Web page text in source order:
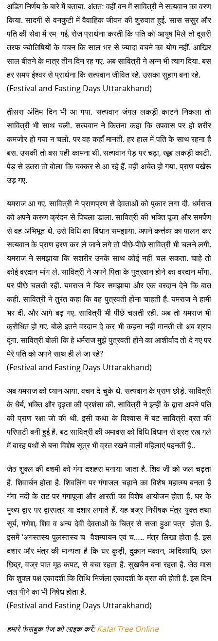
अडिग निर्णय के बारे में बताया. अंततः वहीं वन में सावित्री ने सत्यवान का वरण
किया. सादगी से वनकुटी में वैवाहिक जीवन की शुरुवात हुई. सास ससुर और
पति की सेवा में रम गई. रोज प्रार्थना करती कि पति को आयुष मिले तो दूसरी
तरफ ज्योतिषियों के वचन कि साल भर से ज्यादा बचने का योग नहीं. आखिर
साल बीतने के मात्र तीन दिन रह गए. अब सावित्री ने अन्न भी त्याग दिया. बस
हर समय ईश्वर से प्रार्थना कि सत्यवान जीवित रहे. उसका सुहाग बना रहे.
(Festival and Fasting Days Uttarakhand)
तीसरा अंतिम दिन भी आ गया. सत्यवान जंगल लकड़ी काटने निकला तो
सावित्री भी साथ चली. सत्यवान ने कितना कहा कि उपवास पर हो शरीर
कमजोर हो गया न चलो. पर वह कहाँ मानती. हर हाल में पति के साथ रहना है
बस. उसकी तो बस यही कामना थी. सत्यवान पेड़ पर चढ़ा, खूब लकड़ी काटी.
पेड़ से उतरा तो बोला कि चक्कर से आ रहे हैं. वहीं अचेत हो गया. प्राण पखेरू
उड़ गए.
यमराज आ गए. सावित्री ने प्राणप्रण से देवताओं को पुकार लगा दी. धर्मराज
को अपने करुण क्रंदन से पिघला डाला. सावित्री की भक्ति पूजा और समर्पण
से वह अभिभूत थे. उसे विधि का विधान समझाया. अपने कर्त्तव्य का पालन कर
सत्यवान के प्राण हरण कर ले जाने लगे तो पीछे-पीछे सावित्री भी चलने लगी.
यमराज ने समझाया कि सशरीर उनके साथ कोई नहीं चल सकता. चाहे तो
कोई वरदान मांग ले. सावित्री ने अपने पिता के पुत्रवान होने का वरदान माँगा.
पर पीछे चलती रही. यमराज ने फिर समझाया और एक वरदान देने कि बात
कही. सावित्री ने तुरंत कहा कि वह पुत्रवती होना चाहती है. यमराज ने हामी
भर दी. और आगे बढ़ गए. सावित्री भी पीछे चलती रही. अब तो यमराज भी
क्रोधित हो गए. बोले इतने वरदान दे कर भी कहना नहीं मानती तो अब श्राप
दूंगा. सावित्री बोली कि हे धर्मराज मुझे पुत्रवती होने का आशीर्वाद तो दे गए पर
मेरे पति को अपने साथ ही ले जा रहे?
(Festival and Fasting Days Uttarakhand)
अब यमराज को ध्यान आया. वचन दे चुके थे. सत्यवान के प्राण छोड़े. सावित्री
के धैर्य, भक्ति और दृढ़ता की प्रशंसा की. सावित्री ने इन्हीं के द्वारा अपने पति
की प्राण रक्षा जो की थी. इसी कथा के विश्वास में बट सावित्री व्रत की
परिपाटी बनी हुई है. बट सावित्री की अमावस को विधि विधान से व्रत रख गले
में बारह पथों से बना विशेष सूत्र भी व्रत रखने वाली महिलाएं पहनतीं हैं..
जेठ शुक्ल की दशमी को गंगा दशहरा मनाया जाता है. शिव जी को जल चढ़ता
है. शिवार्चन होता है. शिवलिंग पर गंगाजल चढ़ाने का विशेष महात्म्य बनता है
गंगा नदी के तट पर गंगापूजा और आरती का विशेष आयोजन होता है. घर के
मुख्य द्वार पर द्वारपत्र या दशार लगाते हैं. यह बज्र निरीषक मंत्र युक्त तथा
सूर्य, गणेश, शिव व अन्य देवी देवताओं के चित्र से सजा हुआ पत्र होता है.
इसमें ‘अगस्तस्य पुलस्तस्य च वैशम्पायन एवं च….. मंत्र लिखा होता है. इस
दशार और मंत्र की मान्यता है कि घर कुड़ी, दुकान मकान, आदिव्याधि, छल
छिद्र, वज्र पात मूठ कपट, से बचा रहता है. सुखचैन बना रहता है. जेठ मास
कि शुक्ल पक्ष एकादशी कि तिथि निर्जला एकादशी के व्रत की होती है. इस दिन
जल पीने का भी निषेध होता है.
(Festival and Fasting Days Uttarakhand)
हमारे फेसबुक पेज को लाइक करें:Kafal Tree Online